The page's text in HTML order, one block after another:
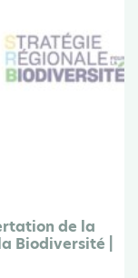
de la
Biodiversité |